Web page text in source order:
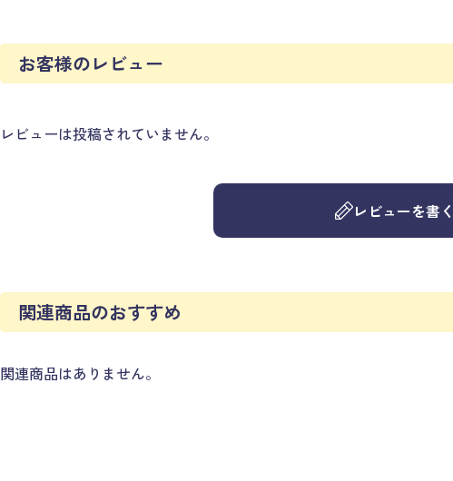
お客様のレビュー
レビューは投稿されていません。
レビューを書
関連商品のおすすめ
関連商品はありません。